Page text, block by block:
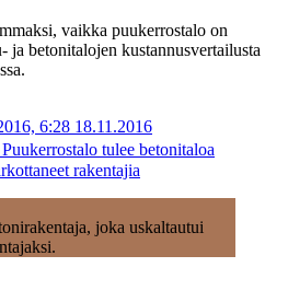
vaikka puukerrostalo on
ja betonitalojen kustannusvertailusta
6:28 18.11.2016
tulee betonitaloa
rakentajia
joka uskaltautui